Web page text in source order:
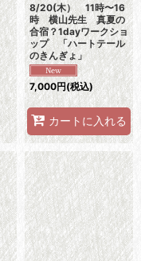
8/20(木） 11時〜16
時 横山先生 真夏の
合宿？1dayワークショ
ップ 「ハートテール
のきんぎょ」
7,000円(税込)
カートに入れる